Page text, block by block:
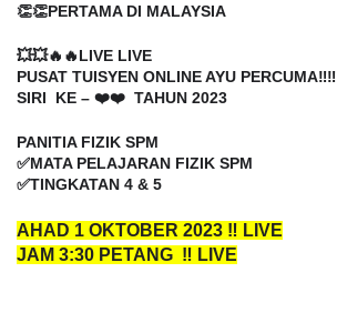
👏👏PERTAMA DI MALAYSIA
💥💥🔥🔥LIVE LIVE
PUSAT TUISYEN ONLINE AYU PERCUMA‼️‼️
SIRI KE – ❤️❤️ TAHUN 2023
PANITIA FIZIK SPM
✅MATA PELAJARAN FIZIK SPM
✅TINGKATAN 4 & 5
AHAD 1 OKTOBER 2023 ‼️ LIVE
JAM 3:30 PETANG ‼️ LIVE